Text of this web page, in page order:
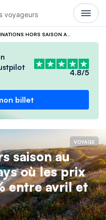
voyageurs
DESTINATIONS HORS SAISON AU PRINTEMPS : 8 PAYS OÙ LES PRIX CHUTENT DE 50 % ENTRE AVRIL ET MAI
4.8/5
billet
VOYAGE
saison au
où les prix
entre avril et